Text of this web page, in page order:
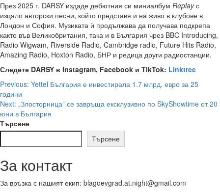
През 2025 г. DARSY издаде дебютния си миниалбум Replayс
изцяло авторски песни, който представя и на живо в клубове в
Лондон и София. Музиката ѝ продължава да получава подкрепа
както във Великобритания, така и в България чрез BBC Introducing,
Radio Wigwam, Riverside Radio, Cambridge radio, Future Hits Radio,
Amazing Radio, Hoxton Radio, БНР и редица други радиостанции.
Следете DARSY в Instagram, Facebook и TikTok: Linktree
Post
navigation
Previous: Yettel България е инвестирала 1.7 млрд. евро за 25
години
Next: „Злосторница“ се завръща ексклузивно по SkyShowtime от 20
юни в България
Търсене
Търсене
За контакт
За връзка с нашият екип: blagoevgrad.at.night@gmail.com